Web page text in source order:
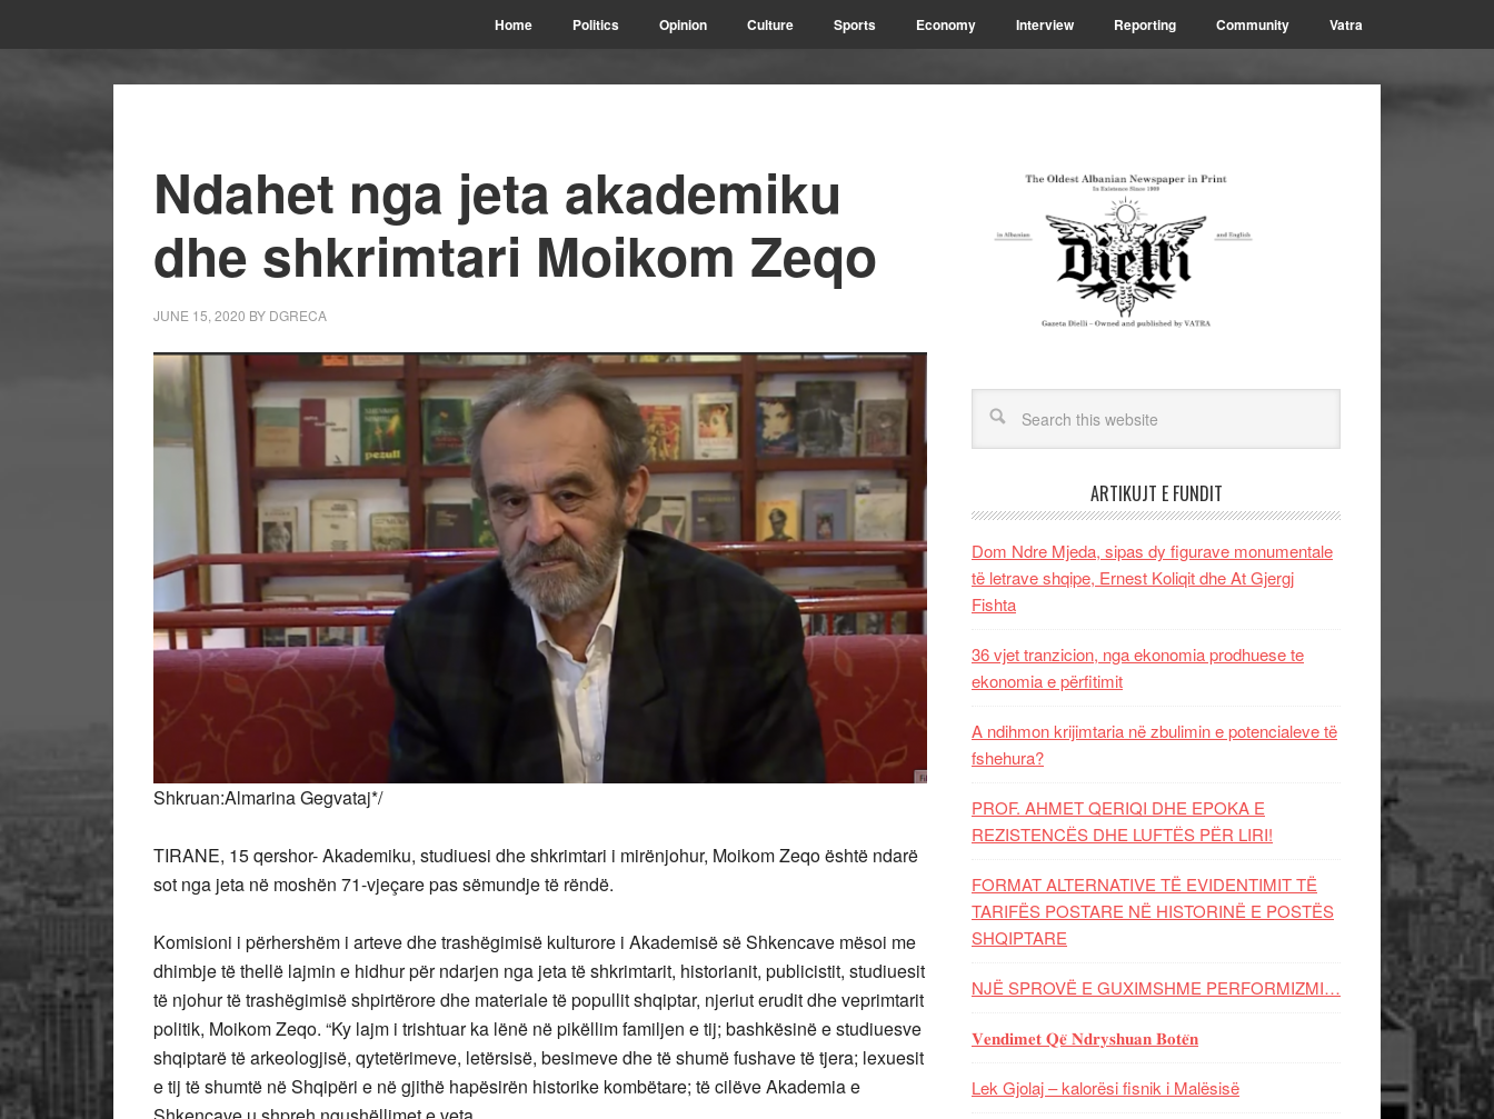
Home Politics Opinion Culture Sports Economy Interview Reporting Community Vatra
Ndahet nga jeta akademiku
dhe shkrimtari Moikom Zeqo
JUNE 15, 2020 BY DGRECA
Shkruan:Almarina Gegvataj*/
TIRANE, 15 qershor- Akademiku, studiuesi dhe shkrimtari i mirënjohur, Moikom Zeqo është ndarë
sot nga jeta në moshën 71-vjeçare pas sëmundje të rëndë.
Komisioni i përhershëm i arteve dhe trashëgimisë kulturore i Akademisë së Shkencave mësoi me
dhimbje të thellë lajmin e hidhur për ndarjen nga jeta të shkrimtarit, historianit, publicistit, studiuesit
të njohur të trashëgimisë shpirtërore dhe materiale të popullit shqiptar, njeriut erudit dhe veprimtarit
politik, Moikom Zeqo. “Ky lajm i trishtuar ka lënë në pikëllim familjen e tij; bashkësinë e studiuesve
shqiptarë të arkeologjisë, qytetërimeve, letërsisë, besimeve dhe të shumë fushave të tjera; lexuesit
e tij të shumtë në Shqipëri e në gjithë hapësirën historike kombëtare; të cilëve Akademia e
ARTIKUJT E FUNDIT
Dom Ndre Mjeda, sipas dy figurave monumentale
të letrave shqipe, Ernest Koliqit dhe At Gjergj
Fishta
36 vjet tranzicion, nga ekonomia prodhuese te
ekonomia e përfitimit
A ndihmon krijimtaria në zbulimin e potencialeve të
fshehura?
PROF. AHMET QERIQI DHE EPOKA E
REZISTENCЁS DHE LUFTЁS PЁR LIRI!
FORMAT ALTERNATIVE TË EVIDENTIMIT TË
TARIFËS POSTARE NË HISTORINË E POSTËS
SHQIPTARE
NJË SPROVË E GUXIMSHME PERFORMIZMI…
𝐕𝐞𝐧𝐝𝐢𝐦𝐞𝐭 𝐐𝐞̈ 𝐍𝐝𝐫𝐲𝐬𝐡𝐮𝐚𝐧 𝐁𝐨𝐭𝐞̈𝐧
Lek Gjolaj – kalorësi fisnik i Malësisë